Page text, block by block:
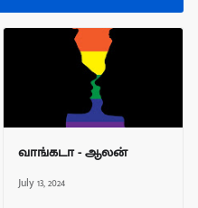
வாங்கடா - ஆலன்
July 13, 2024